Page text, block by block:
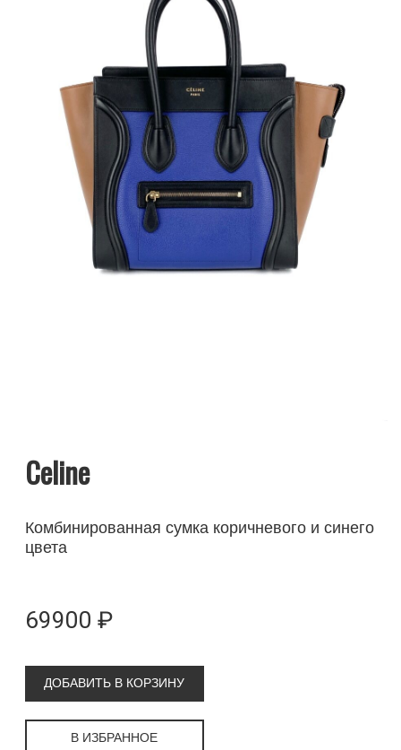
Celine
Комбинированная сумка коричневого и синего
цвета
69900 ₽
ДОБАВИТЬ В КОРЗИНУ
В ИЗБРАННОЕ